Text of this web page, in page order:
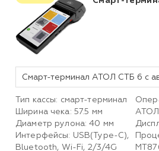
Тип кассы: смарт-терминал
Ширина чека: 57.5 мм
Диаметр рулона: 40 мм
Интерфейсы: USB(Type-C),
Bluetooth, Wi-Fi, 2/3/4G